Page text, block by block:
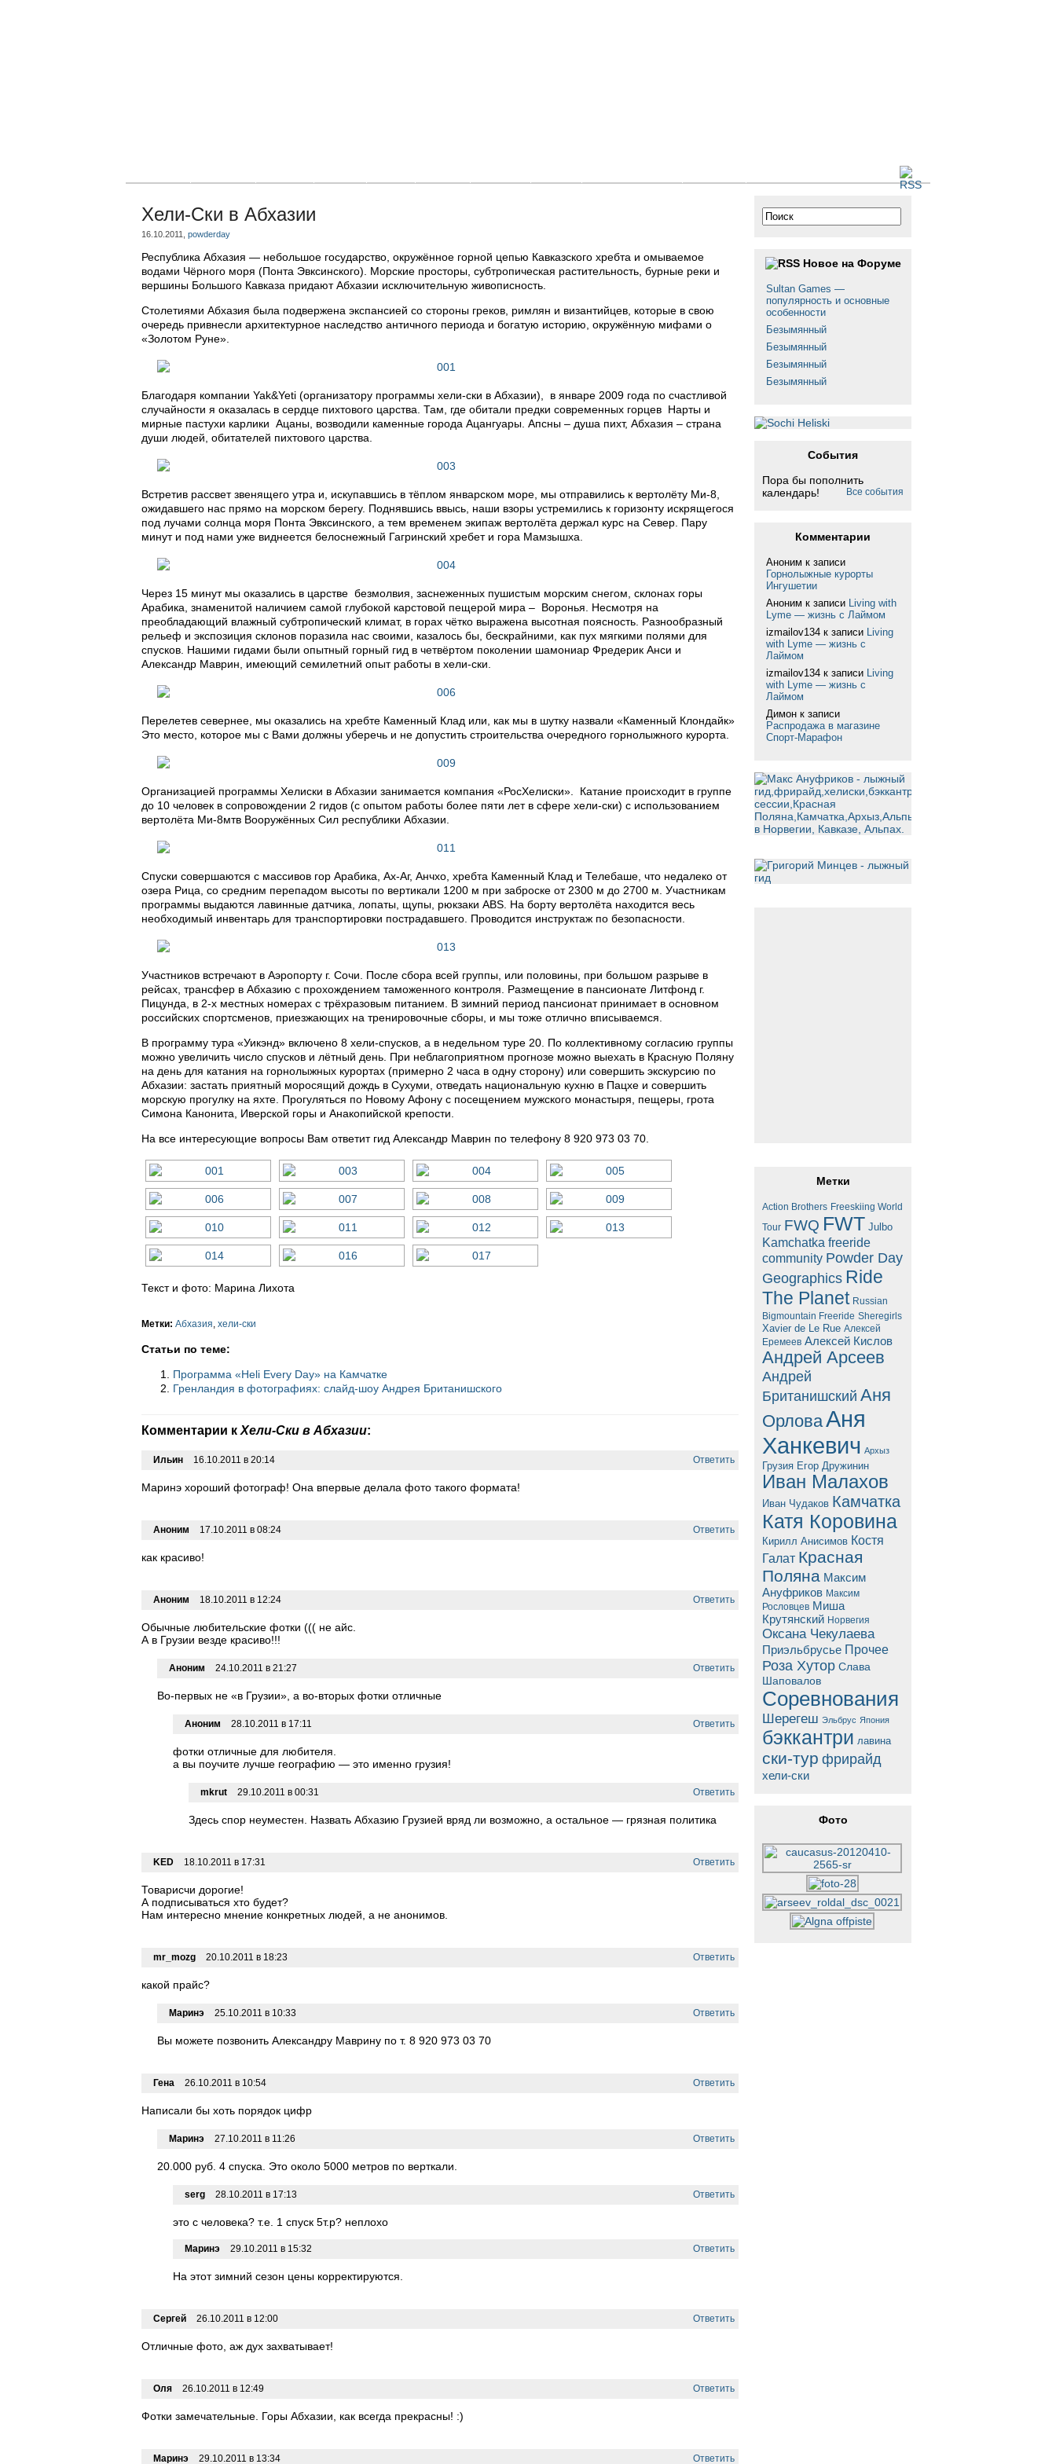
Хели-Ски в Абхазии
16.10.2011, powderday
Республика Абхазия — небольшое государство, окружённое горной цепью Кавказского хребта и омываемое
водами Чёрного моря (Понта Эвксинского). Морские просторы, субтропическая растительность, бурные реки и
вершины Большого Кавказа придают Абхазии исключительную живописность.
Столетиями Абхазия была подвержена экспансией со стороны греков, римлян и византийцев, которые в свою
очередь привнесли архитектурное наследство античного периода и богатую историю, окружённую мифами о
«Золотом Руне».
Благодаря компании Yak&Yeti (организатору программы хели-ски в Абхазии), в январе 2009 года по счастливой
случайности я оказалась в сердце пихтового царства. Там, где обитали предки современных горцев Нарты и
мирные пастухи карлики Ацаны, возводили каменные города Ацангуары. Апсны – душа пихт, Абхазия – страна
души людей, обитателей пихтового царства.
Встретив рассвет звенящего утра и, искупавшись в тёплом январском море, мы отправились к вертолёту Ми-8,
ожидавшего нас прямо на морском берегу. Поднявшись ввысь, наши взоры устремились к горизонту искрящегося
под лучами солнца моря Понта Эвксинского, а тем временем экипаж вертолёта держал курс на Север. Пару
минут и под нами уже виднеется белоснежный Гагринский хребет и гора Мамзышха.
Через 15 минут мы оказались в царстве безмолвия, заснеженных пушистым морским снегом, склонах горы
Арабика, знаменитой наличием самой глубокой карстовой пещерой мира – Воронья. Несмотря на
преобладающий влажный субтропический климат, в горах чётко выражена высотная поясность. Разнообразный
рельеф и экспозиция склонов поразила нас своими, казалось бы, бескрайними, как пух мягкими полями для
спусков. Нашими гидами были опытный горный гид в четвёртом поколении шамониар Фредерик Анси и
Александр Маврин, имеющий семилетний опыт работы в хели-ски.
Перелетев севернее, мы оказались на хребте Каменный Клад или, как мы в шутку назвали «Каменный Клондайк»
Это место, которое мы с Вами должны уберечь и не допустить строительства очередного горнолыжного курорта.
Организацией программы Хелиски в Абхазии занимается компания «РосХелиски». Катание происходит в группе
до 10 человек в сопровождении 2 гидов (с опытом работы более пяти лет в сфере хели-ски) с использованием
вертолёта Ми-8мтв Вооружённых Сил республики Абхазии.
Спуски совершаются с массивов гор Арабика, Ах-Аг, Анчхо, хребта Каменный Клад и Телебаше, что недалеко от
озера Рица, со средним перепадом высоты по вертикали 1200 м при заброске от 2300 м до 2700 м. Участникам
программы выдаются лавинные датчика, лопаты, щупы, рюкзаки ABS. На борту вертолёта находится весь
необходимый инвентарь для транспортировки пострадавшего. Проводится инструктаж по безопасности.
Участников встречают в Аэропорту г. Сочи. После сбора всей группы, или половины, при большом разрыве в
рейсах, трансфер в Абхазию с прохождением таможенного контроля. Размещение в пансионате Литфонд г.
Пицунда, в 2-х местных номерах с трёхразовым питанием. В зимний период пансионат принимает в основном
российских спортсменов, приезжающих на тренировочные сборы, и мы тоже отлично вписываемся.
В программу тура «Уикэнд» включено 8 хели-спусков, а в недельном туре 20. По коллективному согласию группы
можно увеличить число спусков и лётный день. При неблагоприятном прогнозе можно выехать в Красную Поляну
на день для катания на горнолыжных курортах (примерно 2 часа в одну сторону) или совершить экскурсию по
Абхазии: застать приятный моросящий дождь в Сухуми, отведать национальную кухню в Пацхе и совершить
морскую прогулку на яхте. Прогуляться по Новому Афону с посещением мужского монастыря, пещеры, грота
Симона Канонита, Иверской горы и Анакопийской крепости.
На все интересующие вопросы Вам ответит гид Александр Маврин по телефону 8 920 973 03 70.
Текст и фото: Марина Лихота
Метки: Абхазия хели-ски
Статьи по теме:
Программа «Heli Every Day» на Камчатке
Гренландия в фотографиях: слайд-шоу Андрея Британишского
Комментарии к Хели-Ски в Абхазии:
Ильин 16.10.2011 в 20:14 Ответить
Маринэ хороший фотограф! Она впервые делала фото такого формата!
Аноним 17.10.2011 в 08:24 Ответить
как красиво!
Аноним 18.10.2011 в 12:24 Ответить
Обычные любительские фотки ((( не айс.
А в Грузии везде красиво!!!
Аноним 24.10.2011 в 21:27 Ответить
Во-первых не «в Грузии», а во-вторых фотки отличные
Аноним 28.10.2011 в 17:11 Ответить
фотки отличные для любителя.
а вы поучите лучше географию — это именно грузия!
mkrut 29.10.2011 в 00:31 Ответить
Здесь спор неуместен. Назвать Абхазию Грузией вряд ли возможно, а остальное — грязная политика
KED 18.10.2011 в 17:31 Ответить
Товарисчи дорогие!
А подписываться xто будет?
Нам интересно мнение конкретных людей, а не анонимов.
mr_mozg 20.10.2011 в 18:23 Ответить
какой прайс?
Маринэ 25.10.2011 в 10:33 Ответить
Вы можете позвонить Александру Маврину по т. 8 920 973 03 70
Гена 26.10.2011 в 10:54 Ответить
Написали бы хоть порядок цифр
Маринэ 27.10.2011 в 11:26 Ответить
20.000 руб. 4 спуска. Это около 5000 метров по верткали.
serg 28.10.2011 в 17:13 Ответить
это с человека? т.е. 1 спуск 5т.р? неплохо
Маринэ 29.10.2011 в 15:32 Ответить
На этот зимний сезон цены корректируются.
Сергей 26.10.2011 в 12:00 Ответить
Отличные фото, аж дух захватывает!
Оля 26.10.2011 в 12:49 Ответить
Фотки замечательные. Горы Абхазии, как всегда прекрасны! :)
Маринэ 29.10.2011 в 13:34 Ответить
Новое на Форуме
Sultan Games —
популярность и основные
особенности
Безымянный
Безымянный
Безымянный
Безымянный
События
Пора бы пополнить
календарь!
Все события
Комментарии
Аноним к записи
Горнолыжные курорты
Ингушетии
Аноним к записи
Living with
Lyme — жизнь с Лаймом
izmailov134 к записи
Living
with Lyme — жизнь с
Лаймом
izmailov134 к записи
Living
with Lyme — жизнь с
Лаймом
Димон к записи
Распродажа в магазине
Спорт-Марафон
Метки
Action Brothers Freeskiing World
Tour FWQ FWT Julbo
Kamchatka freeride
community Powder Day
Geographics Ride
The Planet Russian
Bigmountain Freeride Sheregirls
Xavier de Le Rue Алексей
Еремеев Алексей Кислов
Андрей Арсеев
Андрей
Британишский Аня
ОрловаАня
Ханкевич Архыз
Грузия Егор Дружинин
Иван Малахов
Иван Чудаков Камчатка
Катя Коровина
Кирилл Анисимов Костя
Галат Красная
Поляна Максим
Ануфриков Максим
Рословцев Миша
Крутянский Норвегия
Оксана Чекулаева
Приэльбрусье Прочее
Роза Хутор Слава
Шаповалов
Соревнования
Шерегеш Эльбрус Япония
бэккантри лавина
ски-тур фрирайд
хели-ски
Фото